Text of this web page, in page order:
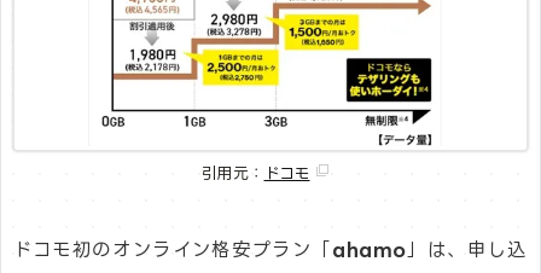
引用元： ドコモ
ドコモ初のオンライン格安プラン「 ahamo 」は、申し込